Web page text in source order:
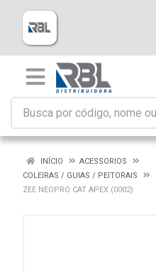
INÍCIO
ACESSORIOS
COLEIRAS / GUIAS / PEITORAIS
ZEE NEOPRO CAT APEX (0002)